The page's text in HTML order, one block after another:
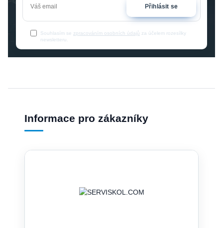
Přihlásit se
Souhlasím se zpracováním osobních údajů za účelem rozesílky
newsletteru.
Informace pro zákazníky